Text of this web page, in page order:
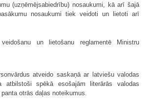
(uzņēmējsabiedrību) nosaukumi, kā arī šajā
nosaukumi tiek veidoti un lietoti arī
un lietošanu reglamentē Ministru
atveido saskaņā ar latviešu valodas
atbilstoši spēkā esošajām literārās valodas
otrās daļas noteikumus.